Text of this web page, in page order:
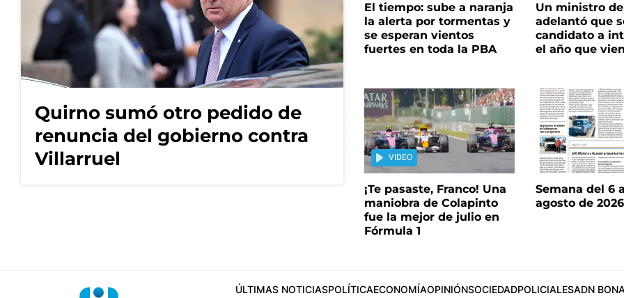
Quirno sumó otro pedido de
renuncia del gobierno contra
Villarruel
El tiempo: sube a naranja
la alerta por tormentas y
se esperan vientos
fuertes en toda la PBA
Un ministro
adelantó que
candidato a
el año que
VIDEO
¡Te pasaste, Franco! Una
maniobra de Colapinto
fue la mejor de julio en
Fórmula 1
Semana del 6
agosto de 2026
ÚLTIMAS NOTICIASPOLÍTICAECONOMÍAOPINIÓNSOCIEDADPOLICIALESADN